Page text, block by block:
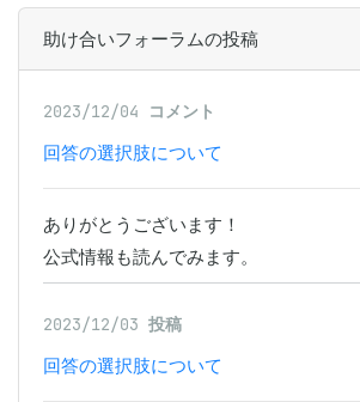
助け合いフォーラムの投稿
2023/12/04 コメント
回答の選択肢について
ありがとうございます！
公式情報も読んでみます。
2023/12/03 投稿
回答の選択肢について